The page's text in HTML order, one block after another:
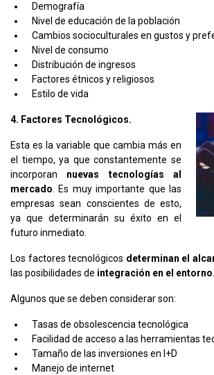
Demografía
Nivel de educación de la población
Cambios socioculturales en gustos y
Nivel de consumo
Distribución de ingresos
Factores étnicos y religiosos
Estilo de vida
4. Factores Tecnológicos.
Esta es la variable que cambia más en
el tiempo, ya que constantemente se
incorporan nuevas tecnologías al
mercado. Es muy importante que las
empresas sean conscientes de esto,
ya que determinarán su éxito en el
futuro inmediato.
Los factores tecnológicos determinan el
las posibilidades de integración en el entorno.
Algunos que se deben considerar son:
Tasas de obsolescencia tecnológica
Facilidad de acceso a las herramientas
Tamaño de las inversiones en I+D
Manejo de internet